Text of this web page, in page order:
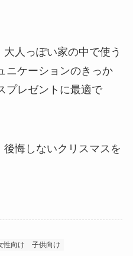
人っぽい家の中で使う
ニケーションのきっか
プレゼントに最適で
悔しないクリスマスを
性向け 子供向け